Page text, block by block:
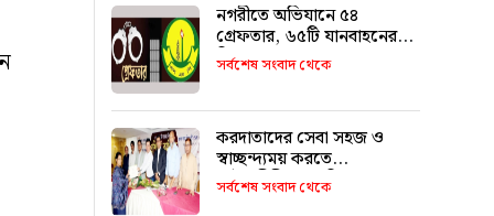
নগরীতে অভিযানে ৫৪
গ্রেফতার, ৬৫টি যানবাহনের
বিরুদ্ধে মামলা
সর্বশেষ সংবাদ থেকে
করদাতাদের সেবা সহজ ও
স্বাচ্ছন্দ্যময় করতে
আইনজীবীদের ভূমিকা
অপরিহার্য: কর কমিশনার
সর্বশেষ সংবাদ থেকে